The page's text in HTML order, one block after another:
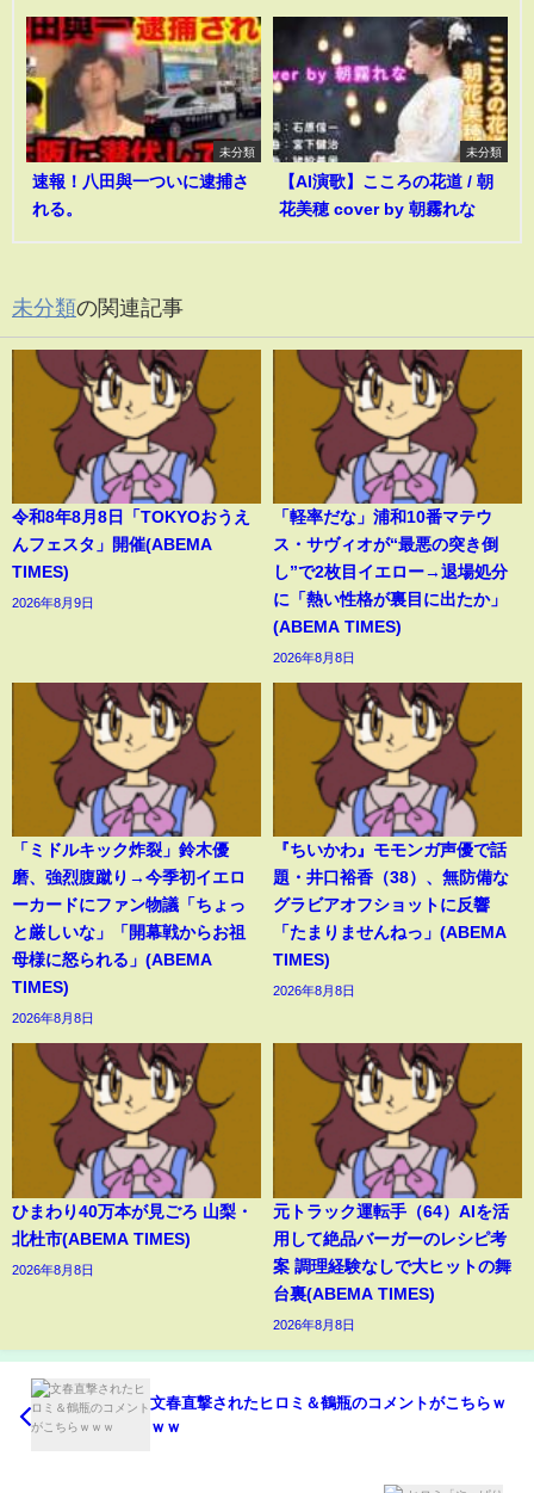
未分類
速報！八田與一ついに逮捕さ
れる。
未分類
【AI演歌】こころの花道 / 朝
花美穂 cover by 朝霧れな
未分類の関連記事
令和8年8月8日「TOKYOおうえ
んフェスタ」開催(ABEMA
TIMES)
2026年8月9日
「軽率だな」浦和10番マテウ
ス・サヴィオが“最悪の突き倒
し”で2枚目イエロー→退場処分
に「熱い性格が裏目に出たか」
(ABEMA TIMES)
2026年8月8日
「ミドルキック炸裂」鈴木優
磨、強烈腹蹴り→今季初イエロ
ーカードにファン物議「ちょっ
と厳しいな」「開幕戦からお祖
母様に怒られる」(ABEMA
TIMES)
2026年8月8日
『ちいかわ』モモンガ声優で話
題・井口裕香（38）、無防備な
グラビアオフショットに反響
「たまりませんねっ」(ABEMA
TIMES)
2026年8月8日
ひまわり40万本が見ごろ 山梨・
北杜市(ABEMA TIMES)
2026年8月8日
元トラック運転手（64）AIを活
用して絶品バーガーのレシピ考
案 調理経験なしで大ヒットの舞
台裏(ABEMA TIMES)
2026年8月8日
文春直撃されたヒロミ＆鶴瓶のコメントがこちらｗ
ｗｗ